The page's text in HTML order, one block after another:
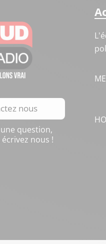
nous
question,
nous !